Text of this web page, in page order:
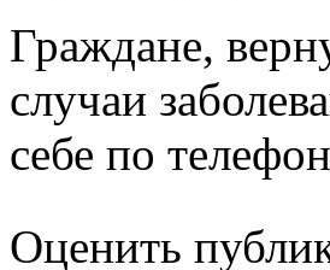
Граждане,
случаи
себе по
Оценить